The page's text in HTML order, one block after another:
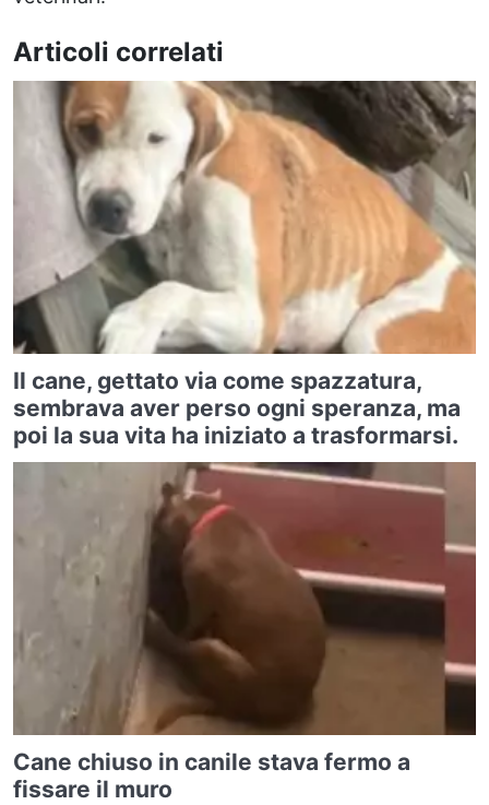
Articoli correlati
Il cane, gettato via come spazzatura,
sembrava aver perso ogni speranza, ma
poi la sua vita ha iniziato a trasformarsi.
Cane chiuso in canile stava fermo a
fissare il muro